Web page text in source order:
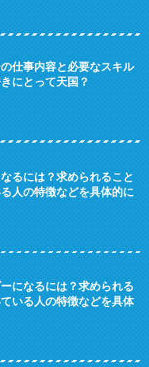
仕事内容と必要なスキル
にとって天国？
るには？求められること
人の特徴などを具体的に
になるには？求められる
いる人の特徴などを具体